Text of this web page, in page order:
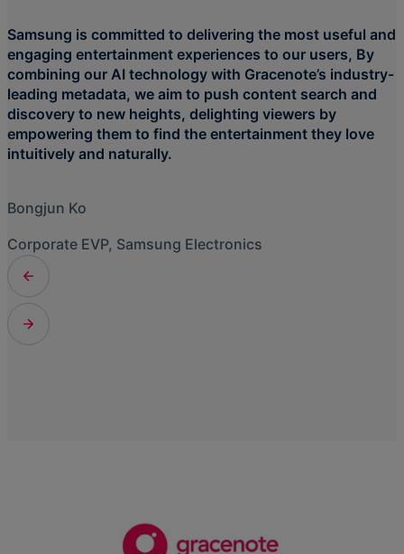
Samsung is committed to delivering the most useful and
engaging entertainment experiences to our users, By
combining our AI technology with Gracenote’s industry-
leading metadata, we aim to push content search and
discovery to new heights, delighting viewers by
empowering them to find the entertainment they love
intuitively and naturally.
Bongjun Ko
Corporate EVP, Samsung Electronics